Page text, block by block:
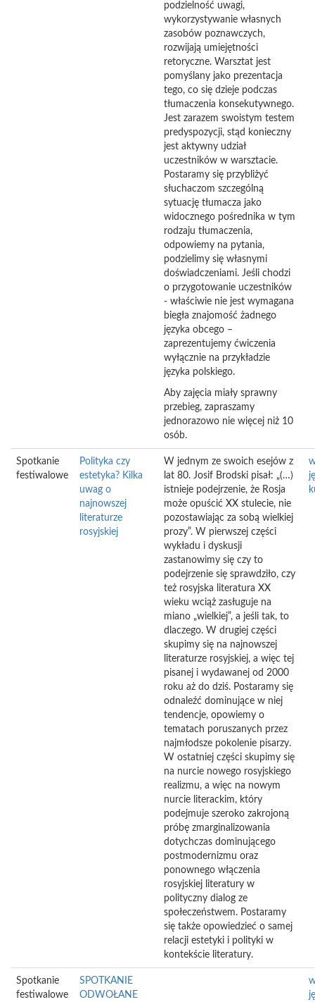
podzielność uwagi,
wykorzystywanie własnych
zasobów poznawczych,
rozwijają umiejętności
retoryczne. Warsztat jest
pomyślany jako prezentacja
tego, co się dzieje podczas
tłumaczenia konsekutywnego.
Jest zarazem swoistym testem
predyspozycji, stąd konieczny
jest aktywny udział
uczestników w warsztacie.
Postaramy się przybliżyć
słuchaczom szczególną
sytuację tłumacza jako
widocznego pośrednika w tym
rodzaju tłumaczenia,
odpowiemy na pytania,
podzielimy się własnymi
doświadczeniami. Jeśli chodzi
o przygotowanie uczestników
- właściwie nie jest wymagana
biegła znajomość żadnego
języka obcego –
zaprezentujemy ćwiczenia
wyłącznie na przykładzie
języka polskiego.
Aby zajęcia miały sprawny
przebieg, zapraszamy
jednorazowo nie więcej niż 10
osób.
Spotkanie
festiwalowe
Polityka czy
estetyka? Kilka
uwag o
najnowszej
literaturze
rosyjskiej
W jednym ze swoich esejów z
lat 80. Josif Brodski pisał: „(…)
istnieje podejrzenie, że Rosja
może opuścić XX stulecie, nie
pozostawiając za sobą wielkiej
prozy”. W pierwszej części
wykładu i dyskusji
zastanowimy się czy to
podejrzenie się sprawdziło, czy
też rosyjska literatura XX
wieku wciąż zasługuje na
miano „wielkiej”, a jeśli tak, to
dlaczego. W drugiej części
skupimy się na najnowszej
literaturze rosyjskiej, a więc tej
pisanej i wydawanej od 2000
roku aż do dziś. Postaramy się
odnaleźć dominujące w niej
tendencje, opowiemy o
tematach poruszanych przez
najmłodsze pokolenie pisarzy.
W ostatniej części skupimy się
na nurcie nowego rosyjskiego
realizmu, a więc na nowym
nurcie literackim, który
podejmuje szeroko zakrojoną
próbę zmarginalizowania
dotychczas dominującego
postmodernizmu oraz
ponownego włączenia
rosyjskiej literatury w
polityczny dialog ze
społeczeństwem. Postaramy
się także opowiedzieć o samej
relacji estetyki i polityki w
kontekście literatury.
Spotkanie
festiwalowe
SPOTKANIE
ODWOŁANE